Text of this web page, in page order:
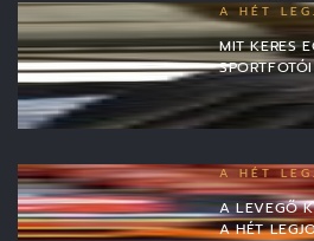
A HÉT
MIT KERES
A HÉT
A LEVEGŐ
A HÉT